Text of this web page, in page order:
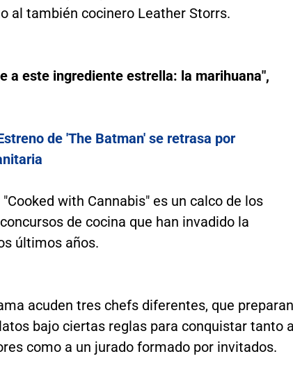
al también cocinero Leather Storrs.
a este ingrediente estrella: la marihuana",
de 'The Batman' se retrasa por
with Cannabis" es un calco de los
de cocina que han invadido la
últimos años.
acuden tres chefs diferentes, que preparan
bajo ciertas reglas para conquistar tanto a
como a un jurado formado por invitados.